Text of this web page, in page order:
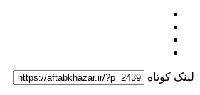
لینک کوتاه